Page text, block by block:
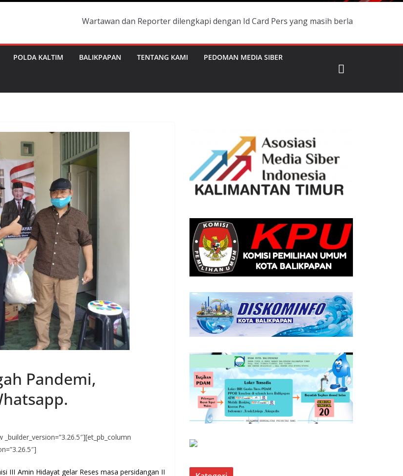
Wartawan dan Reporter dilengkapi dengan Id Card Pers yang masih berlaku dan namanya
POLDA KALTIM BALIKPAPAN TENTANG KAMI PEDOMAN MEDIA SIBER
Pandemi,
_builder_version=”3.26.5″][et_pb_column
III Amin Hidayat gelar Reses masa persidangan II